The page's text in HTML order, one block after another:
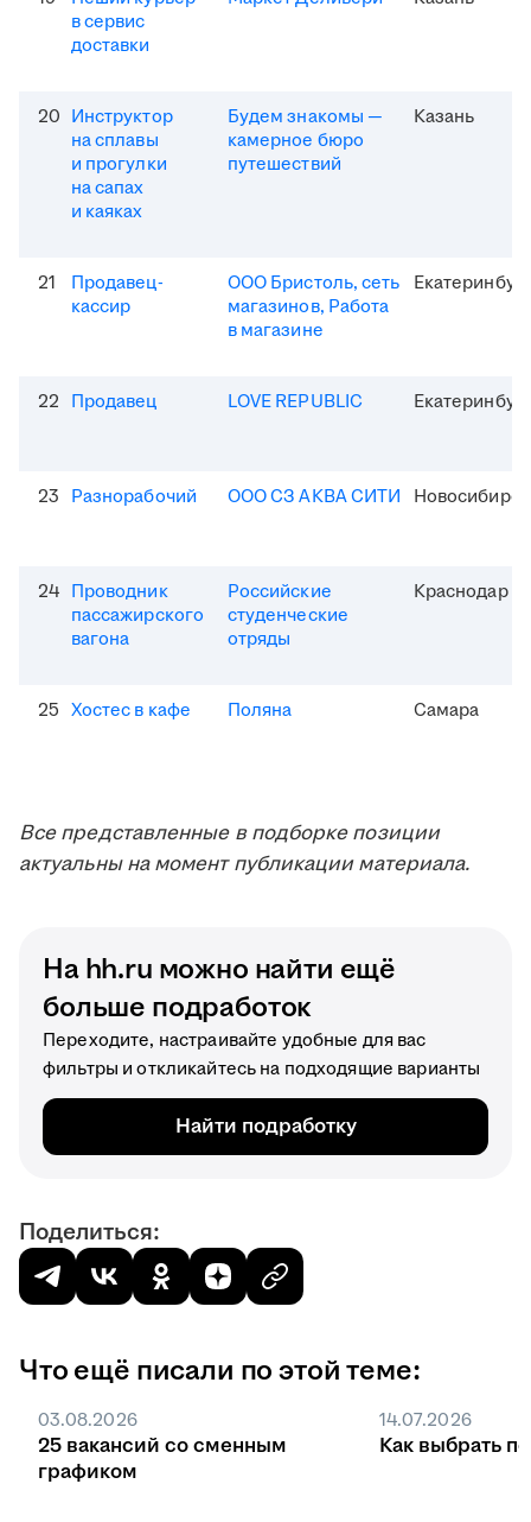
в сервис
доставки
20 Инструктор
на сплавы
и прогулки
на сапах
и каяках
Будем знакомы —
камерное бюро
путешествий
Казань
21
Продавец-
кассир
ООО Бристоль, сеть
магазинов, Работа
в магазине
22 Продавец LOVE REPUBLIC
23 Разнорабочий ООО СЗ АКВА СИТИ Новосибирск
24 Проводник
пассажирского
вагона
Российские
студенческие
отряды
Краснодар
25 Хостес в кафе Поляна Самара
Все представленные в подборке позиции
актуальны на момент публикации материала.
На hh.ru можно найти ещё
больше подработок
Переходите, настраивайте удобные для вас
фильтры и откликайтесь на подходящие варианты
Найти подработку
Поделиться:
Что ещё писали по этой теме:
03.08.2026
25 вакансий со сменным
графиком
14.07.2026
Как выбрать